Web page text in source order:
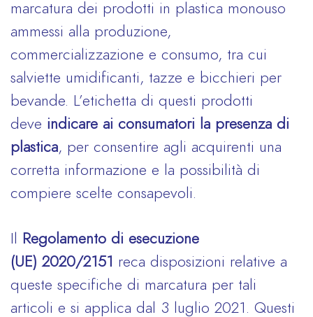
marcatura dei prodotti in plastica monouso
ammessi alla produzione,
commercializzazione e consumo, tra cui
salviette umidificanti, tazze e bicchieri per
bevande. L’etichetta di questi prodotti
deve indicare ai consumatori la presenza di
plastica, per consentire agli acquirenti una
corretta informazione e la possibilità di
compiere scelte consapevoli.
Regolamento di esecuzione
(UE) 2020/2151 reca disposizioni relative a
queste specifiche di marcatura per tali
articoli e si applica dal 3 luglio 2021. Questi